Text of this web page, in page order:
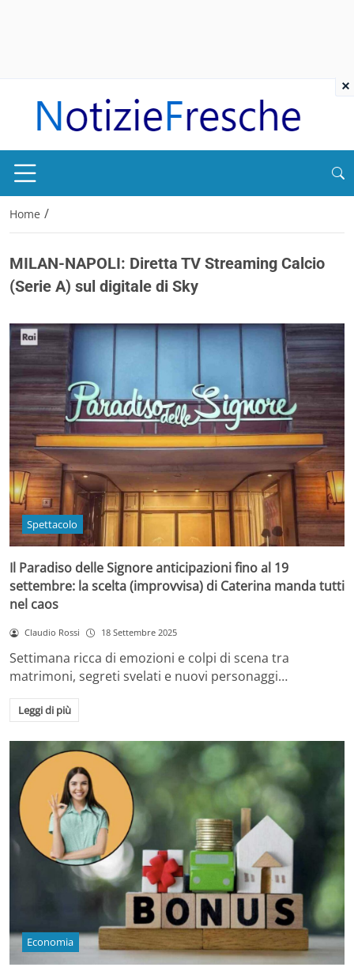
Home /
MILAN-NAPOLI: Diretta TV Streaming Calcio
(Serie A) sul digitale di Sky
Spettacolo
Il Paradiso delle Signore anticipazioni fino al 19
settembre: la scelta (improvvisa) di Caterina manda tutti
nel caos
Claudio Rossi 18 Settembre 2025
Settimana ricca di emozioni e colpi di scena tra
matrimoni, segreti svelati e nuovi personaggi…
Leggi di più
Economia
×